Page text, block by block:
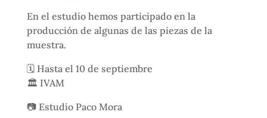
En el estudio hemos participado en la
producción de algunas de las piezas de la
muestra.
🗓 Hasta el 10 de septiembre
🏛️ IVAM
📷 Estudio Paco Mora